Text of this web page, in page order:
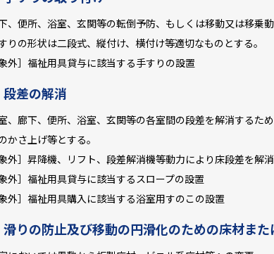
、便所、浴室、玄関等の転倒予防、もしくは移動又は移乗
りの形状は二段式、縦付け、横付け等適切なものとする。
象外］福祉用具貸与に該当する手すりの設置
差の解消
、廊下、便所、浴室、玄関等の各室間の段差を解消するた
かさ上げ等とする。
象外］昇降機、リフト、段差解消機等動力により床段差を解
象外］福祉用具貸与に該当するスロープの設置
象外］福祉用具購入に該当する浴室用すのこの設置
りの防止及び移動の円滑化のための床材また